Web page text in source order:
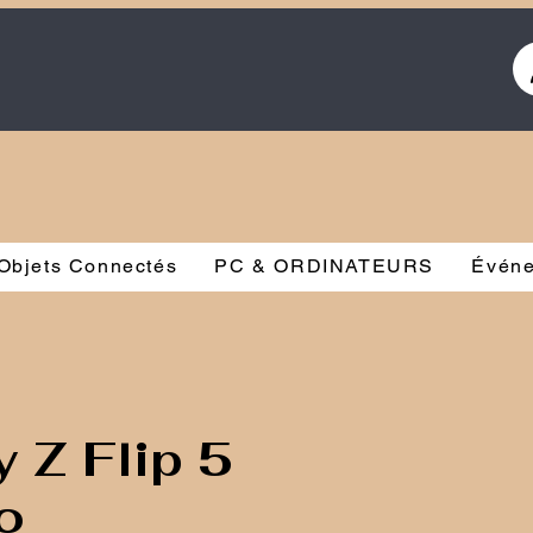
Connectés PC & ORDINATEURS
Z Flip 5